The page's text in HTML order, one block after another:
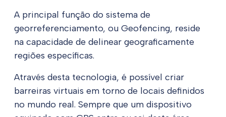
A principal função do sistema de
georreferenciamento, ou Geofencing, reside
na capacidade de delinear geograficamente
regiões específicas.
Através desta tecnologia, é possível criar
barreiras virtuais em torno de locais definidos
no mundo real. Sempre que um dispositivo